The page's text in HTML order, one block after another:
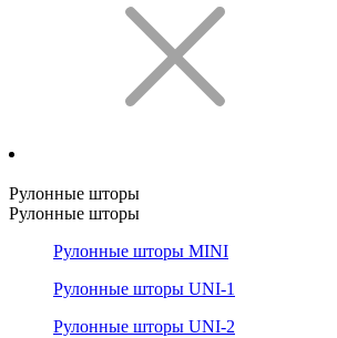
Рулонные шторы
Рулонные шторы
Рулонные шторы MINI
Рулонные шторы UNI-1
Рулонные шторы UNI-2